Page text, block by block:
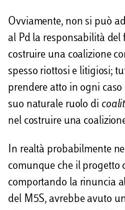
Ovviamente, non si può
al Pd la responsabilità del
costruire una coalizione
spesso riottosi e litigiosi;
prendere atto in ogni caso
suo naturale ruolo di
nel costruire una
In realtà probabilmente
comunque che il progetto
comportando la rinuncia
del M5S, avrebbe avuto